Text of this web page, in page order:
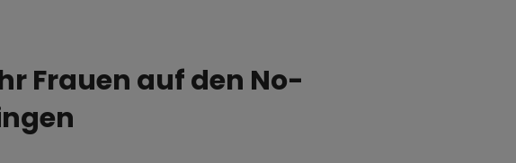
Frauen auf den No-